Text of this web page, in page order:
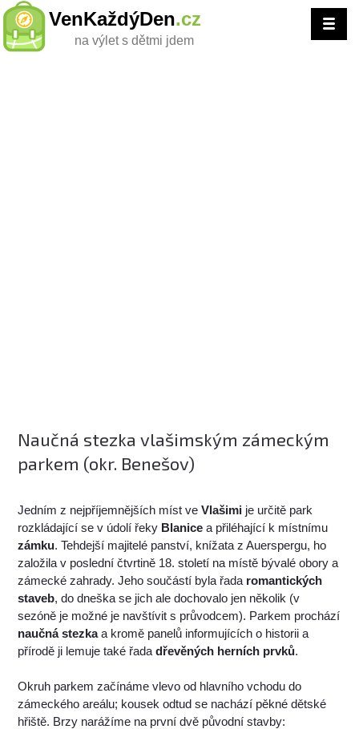
VenKaždýDen.cz
na výlet s dětmi jdem
Naučná stezka vlašimským zámeckým
parkem (okr. Benešov)
Jedním z nejpříjemnějších míst veVlašimi je určitě park
rozkládající se v údolí řeky Blanice a přiléhající k místnímu
zámku. Tehdejší majitelé panství, knížata z Auerspergu, ho
založila v poslední čtvrtině 18. století na místě bývalé obory a
zámecké zahrady. Jeho součástí byla řada romantických
staveb, do dneška se jich ale dochovalo jen několik (v
sezóně je možné je navštívit s průvodcem). Parkem prochází
naučná stezkaa kromě panelů informujících o historii a
přírodě ji lemuje také řadadřevěných herních prvků.
Okruh parkem začínáme vlevo od hlavního vchodu do
zámeckého areálu; kousek odtud se nachází pěkné dětské
hřiště. Brzy narážíme na první dvě původní stavby: